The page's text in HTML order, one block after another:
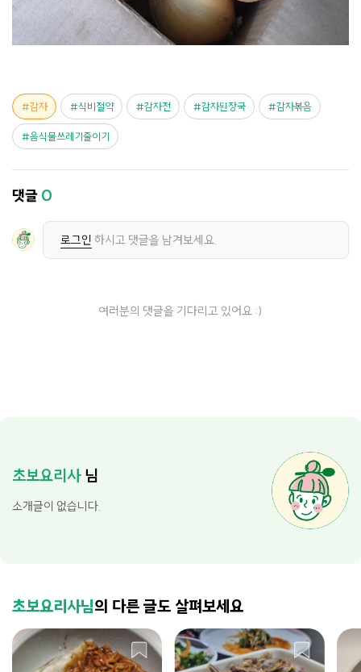
감자 식비절약 감자전 감자된장국 감자볶음
음식물쓰레기줄이기
댓글 0
로그인 하시고 댓글을 남겨보세요.
여러분의 댓글을 기다리고 있어요 :)
초보요리사님
소개글이 없습니다.
초보요리사님의 다른 글도 살펴보세요